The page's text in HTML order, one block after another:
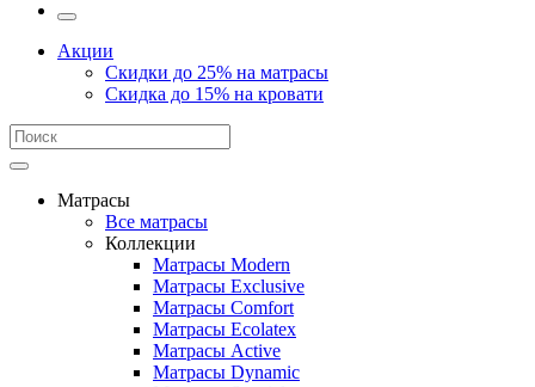
Акции
Скидки до 25% на матрасы
Скидка до 15% на кровати
Матрасы
Все матрасы
Коллекции
Матрасы Modern
Матрасы Exclusive
Матрасы Comfort
Матрасы Ecolatex
Матрасы Active
Матрасы Dynamic